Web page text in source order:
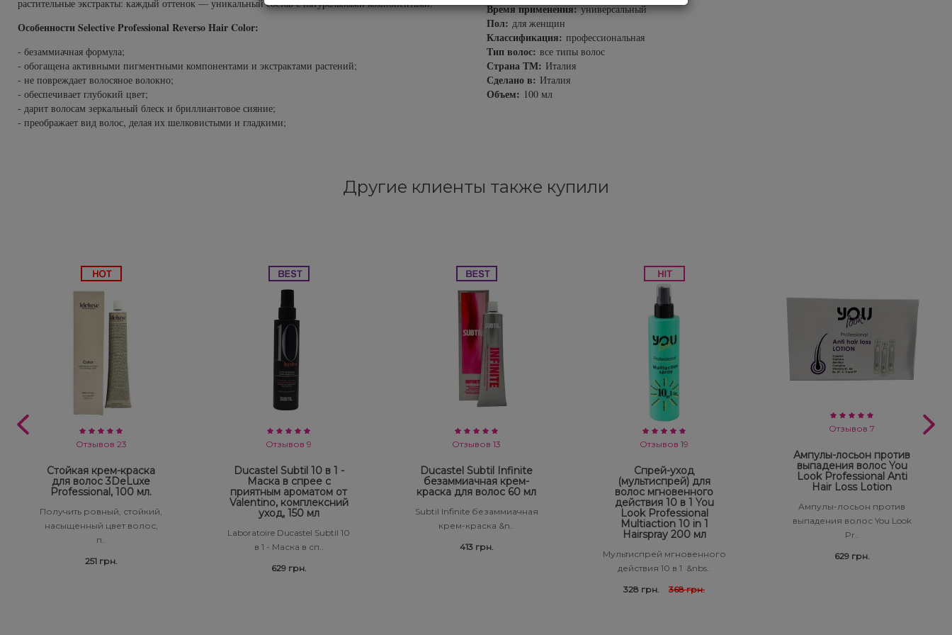
растительные экстракты: каждый оттенок — уникальный состав с натуральными компонентами.
Особенности Selective Professional Reverso Hair Color:
- безаммиачная формула;
- обогащена активными пигментными компонентами и экстрактами растений;
- не повреждает волосяное волокно;
- обеспечивает глубокий цвет;
- дарит волосам зеркальный блеск и бриллиантовое сияние;
- преображает вид волос, делая их шелковистыми и гладкими;
Время применения:универсальный
Пол: для женщин
Классификация: профессиональная
Тип волос: все типы волос
Страна ТМ: Италия
Сделано в: Италия
Объем: 100 мл
Другие клиенты также купили
Отзывов 23
Стойкая крем-краска
для волос 3DeLuxe
Professional, 100 мл.
Получить ровный, стойкий,
насыщенный цвет волос,
п..
251 грн.
Отзывов 9
Ducastel Subtil 10 в 1 -
Маска в спрее с
приятным ароматом от
Valentino, комплексний
уход, 150 мл
Laboratoire Ducastel Subtil 10
в 1 - Маска в сп..
629 грн.
Отзывов 13
Ducastel Subtil Infinite
безаммиачная крем-
краска для волос 60 мл
Subtil Infinite безаммиачная
крем-краска &n..
413 грн.
Отзывов 19
Спрей-уход
(мультиспрей) для
волос мгновенного
действия 10 в 1 You
Look Professional
Multiaction 10 in 1
Hairspray 200 мл
Мультиспрей мгновенного
действия 10 в 1 &nbs..
328 грн.
368 грн.
Отзывов 7
Ампулы-лосьон против
выпадения волос You
Look Professional Anti
Hair Loss Lotion
Ампулы-лосьон против
выпадения волос You Look
Pr..
629 грн.
Subtil Global Lift - Глубокое восстановление
Subtil Retouch Lab - защита цвета волос
Осветляющие средства и окислители Laboratoire
Ducastel Subtil Blond
You Look Glamour
You Look Professional